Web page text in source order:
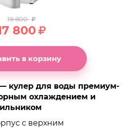
19 800
800
в корзину
— кулер для воды премиум-
охлаждением и
с верхним